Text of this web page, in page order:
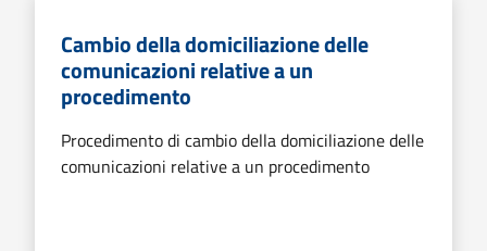
Cambio della domiciliazione delle
comunicazioni relative a un
procedimento
Procedimento di cambio della domiciliazione delle
comunicazioni relative a un procedimento